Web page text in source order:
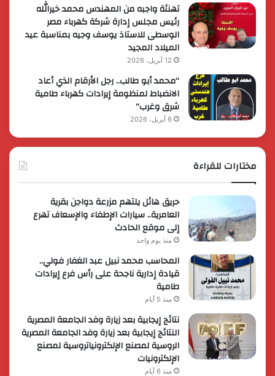
تهنئة واجبه من المهندس محمد خيرالله
رئيس مجلس إدارة شركة كهرباء مصر
الوسطى للاستاذ يوسف وجيه بمناسبة عيد
الميلاد المجيد
12 أبريل، 2026
“محمد أبو طالب.. رجل الأرقام الذي أعاد
الانضباط لمنظومة إيرادات كهرباء طامية
شرق وغرب”
6 أبريل، 2026
مختارات للقراءة
حريق هائل يلتهم مزرعة دواجن بقرية
العامرية.. سيارات الإطفاء والإسعاف تهرع
إلى موقع الحادث
منذ يوم واحد
المحاسب محمد نبيل عبد الغفار فولي..
قيادة إدارية ناجحة على رأس فرع إيرادات
طامية
منذ 5 أيام
نتائج إيجابية بعد زيارة وفد الجامعة المصرية
النتائج إيجابية بعد زيارة وفد الجامعة المصرية
الروسية لمصنع الإلكترونياتروسية لمصنع
الإلكترونيات
منذ 6 أيام